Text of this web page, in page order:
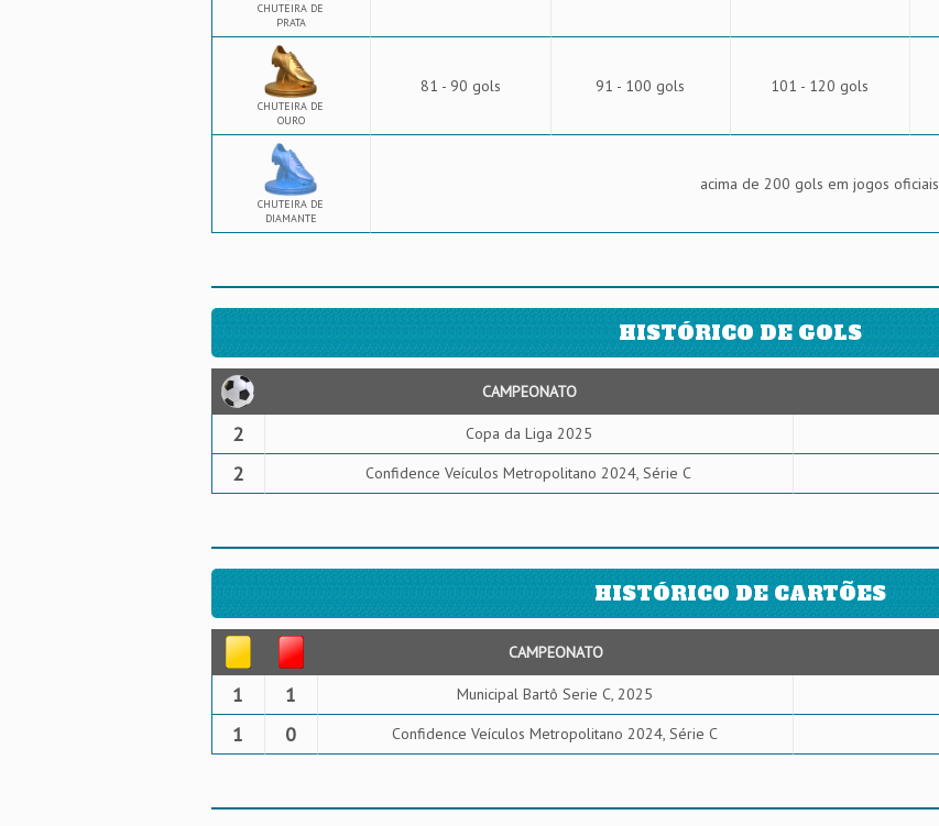
CHUTEIRA DE
PRATA
CHUTEIRA DE
OURO
81 - 90 gols 91 - 100 gols 101 - 120 gols
CHUTEIRA DE
DIAMANTE
acima de 200 gols em jogos oficiais
HISTÓRICO DE GOLS
CAMPEONATO
2 Copa da Liga 2025
2 Confidence Veículos Metropolitano 2024, Série C
HISTÓRICO DE CARTÕES
CAMPEONATO
1 1 Municipal Bartô Serie C, 2025
1 0 Confidence Veículos Metropolitano 2024, Série C